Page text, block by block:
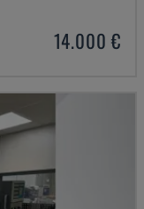
14.000 €